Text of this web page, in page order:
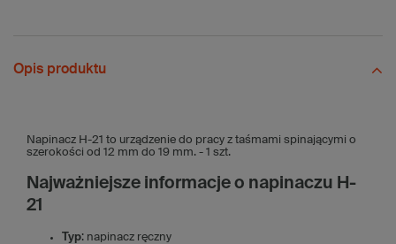
Opis produktu
Napinacz H-21 to urządzenie do pracy z taśmami spinającymi o
szerokości od 12 mm do 19 mm. - 1 szt.
Najważniejsze informacje o napinaczu H-
21
Typ: napinacz ręczny